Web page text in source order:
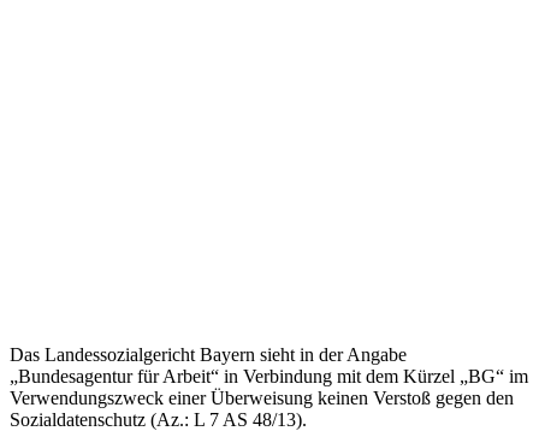
Das Landessozialgericht Bayern sieht in der Angabe
„Bundesagentur für Arbeit“ in Verbindung mit dem Kürzel „BG“ im
Verwendungszweck einer Überweisung keinen Verstoß gegen den
Sozialdatenschutz (Az.: L 7 AS 48/13).